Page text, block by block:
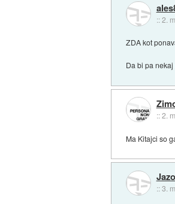
::2.
ZDA kot
Da bi pa
::2.
Ma Kitajci so
::3.